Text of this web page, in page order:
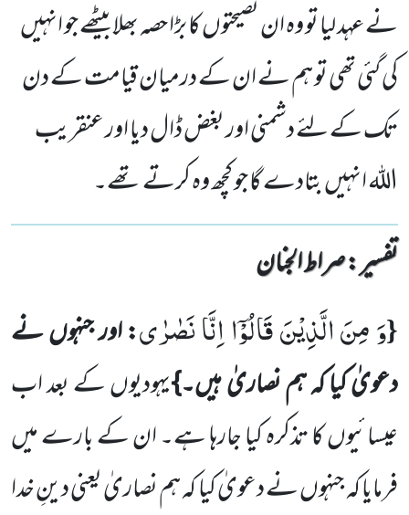
نے عہد لیا تو وہ ان نصیحتوں کا بڑا حصہ بھلا بیٹھے جو انہیں
کی گئی تھی تو ہم نے ان کے درمیان قیامت کے دن
تک کے لئے دشمنی اور بغض ڈال دیا اور عنقریب
اللہ انہیں بتادے گا جو کچھ وہ کرتے تھے۔
تفسیر : ‎صراط الجنان
{وَ مِنَ الَّذِیْنَ قَالُوْۤا اِنَّا نَصٰرٰى: اور جنہوں نے
دعویٰ کیا کہ ہم نصاریٰ ہیں۔}یہودیوں کے بعد اب
عیسائیوں کا تذکرہکیا جارہا ہے۔ ان کے بارے میں
فرمایا کہ جنہوں نے دعویٰ کیا کہ ہم نصاریٰ یعنی دینِ خدا